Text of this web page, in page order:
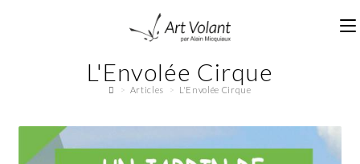
L'Envolée Cirque
> Articles > L'Envolée Cirque